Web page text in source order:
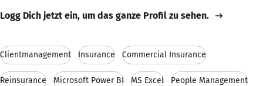
Logg Dich jetzt ein, um das ganze Profil zu sehen.
Clientmanagement Insurance Commercial Insurance
Reinsurance Microsoft Power BI MS Excel People Management